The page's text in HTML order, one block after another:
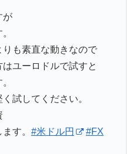
が
も素直な動きなので
ユーロドルで試すと
試してください。
す。 #米ドル円
#FX